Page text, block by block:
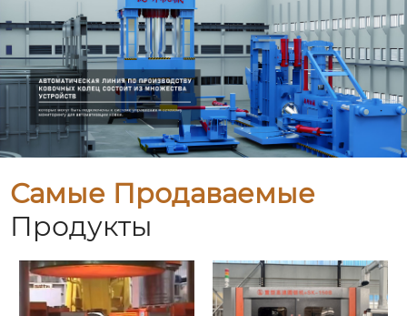
Самые Продаваемые
Продукты